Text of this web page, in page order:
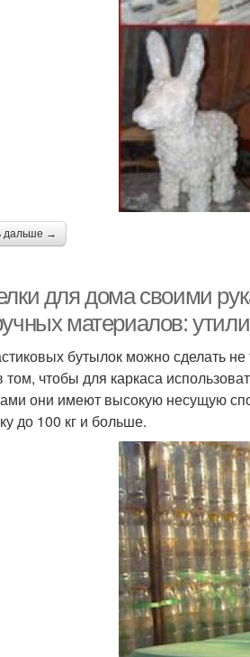
дальше →
для дома своими
материалов:
бутылок можно сделать
том, чтобы для каркаса
они имеют высокую несущую
до 100 кг и больше.